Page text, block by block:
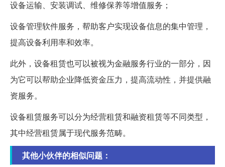
设备运输、安装调试、维修保养等增值服务；
设备管理软件服务，帮助客户实现设备信息的集中管理，
提高设备利用率和效率。
此外，设备租赁也可以被视为金融服务行业的一部分，因
为它可以帮助企业降低资金压力，提高流动性，并提供融
资服务。
设备租赁服务可以分为经营租赁和融资租赁等不同类型，
其中经营租赁属于现代服务范畴。
其他小伙伴的相似问题：